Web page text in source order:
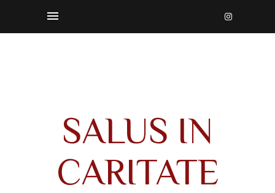
SALUS IN
CARITATE